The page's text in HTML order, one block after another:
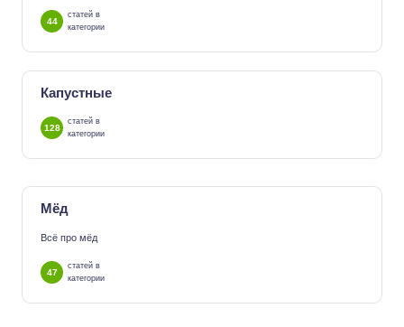
44
статей в
категории
Капустные
128
статей в
категории
Мёд
Всё про мёд
47
статей в
категории